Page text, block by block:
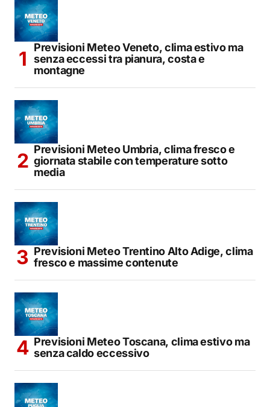
Previsioni Meteo Veneto, clima estivo ma
senza eccessi tra pianura, costa e
montagne
Previsioni Meteo Umbria, clima fresco e
giornata stabile con temperature sotto
media
Previsioni Meteo Trentino Alto Adige, clima
fresco e massime contenute
Previsioni Meteo Toscana, clima estivo ma
senza caldo eccessivo